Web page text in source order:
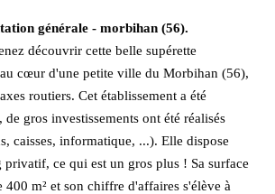
générale - morbihan (56).
découvrir cette belle supérette
cœur d'une petite ville du Morbihan (56),
routiers. Cet établissement a été
de gros investissements ont été réalisés
caisses, informatique, ...). Elle dispose
ce qui est un gros plus ! Sa surface
400 m² et son chiffre d'affaires s'élève à